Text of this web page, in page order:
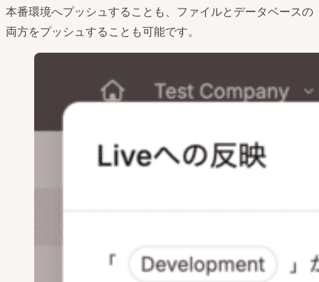
本番環境へプッシュすることも、ファイルとデータベースの
両方をプッシュすることも可能です。